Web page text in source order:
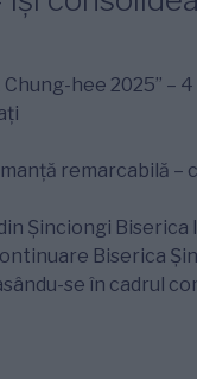
hee 2025” –
remarcabilă
Șinciongi Biserica
Biserica
se în cadrul